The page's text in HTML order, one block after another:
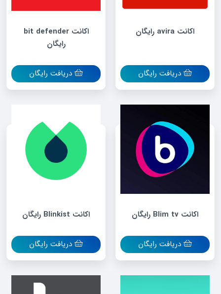
اکانت avira رایگان
دریافت رایگان
اکانت bit defender
رایگان
دریافت رایگان
اکانت Blim tv رایگان
دریافت رایگان
اکانت Blinkist رایگان
دریافت رایگان